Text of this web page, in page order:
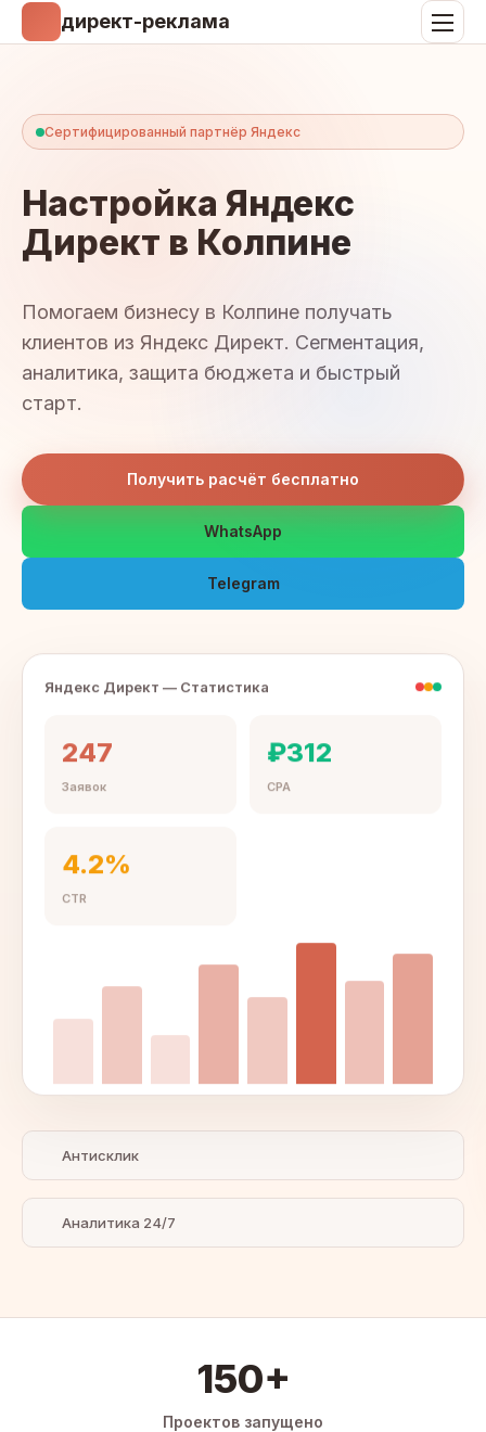
директ-реклама
Сертифицированный партнёр Яндекс
Настройка Яндекс
Директ в Колпине
Помогаем бизнесу в Колпине получать
клиентов из Яндекс Директ. Сегментация,
аналитика, защита бюджета и быстрый
старт.
Получить расчёт бесплатно
WhatsApp
Telegram
Яндекс Директ — Статистика
247
Заявок
₽312
CPA
4.2%
CTR
Антисклик
Аналитика 24/7
150+
Проектов запущено